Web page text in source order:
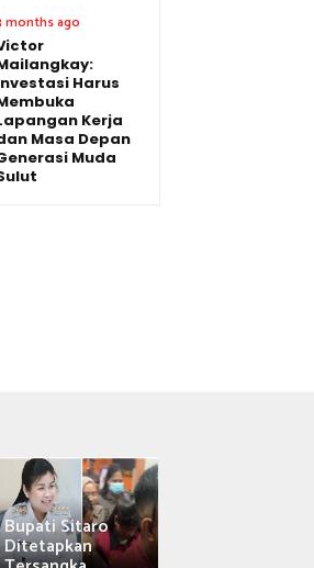
months ago
Harus
Kerja
Masa Depan
Muda
Bupati Sitaro
Ditetapkan